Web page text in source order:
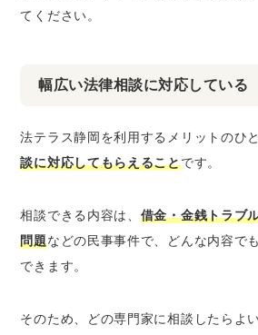
てください。
幅広い法律相談に対応している
法テラス静岡を利用するメリットのひ
談に対応してもらえることです。
相談できる内容は、 借金・金銭トラブ
問題などの民事事件で、どんな内容で
できます。
そのため、どの専門家に相談したらよ